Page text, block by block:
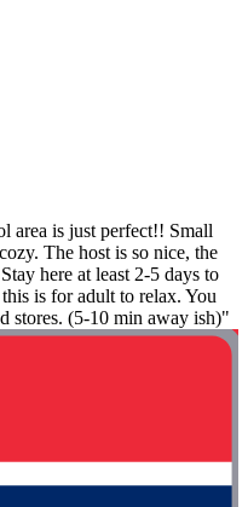
area is just perfect!! Small
The host is so nice, the
here at least 2-5 days to
is for adult to relax. You
stores. (5-10 min away ish)"